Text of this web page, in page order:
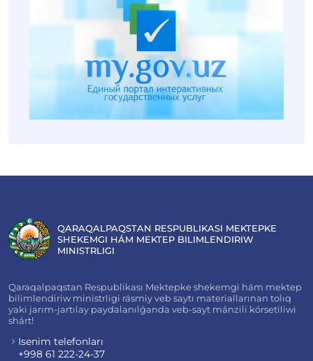
QARAQALPAQSTAN RESPUBLIKASI MEKTEPKE
SHEKEMGI HÁM MEKTEP BILIMLENDIRIW
MINISTRLIGI
Qaraqalpaqstan Respublikası Mektepke shekemgi hám mektep
bilimlendiriw ministrligi rásmiy veb saytı materiallarınan tolıq
yaki jarım-jartılay paydalanılǵanda veb-sayt mánzili kórsetiliwi
shárt!
Isenim telefonları
+998 61 222-24-37